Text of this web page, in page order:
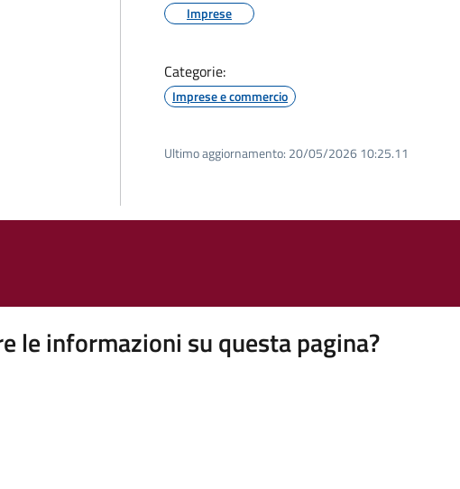
Imprese
Categorie:
Imprese e commercio
Ultimo aggiornamento: 20/05/2026 10:25.11
le informazioni su questa pagina?